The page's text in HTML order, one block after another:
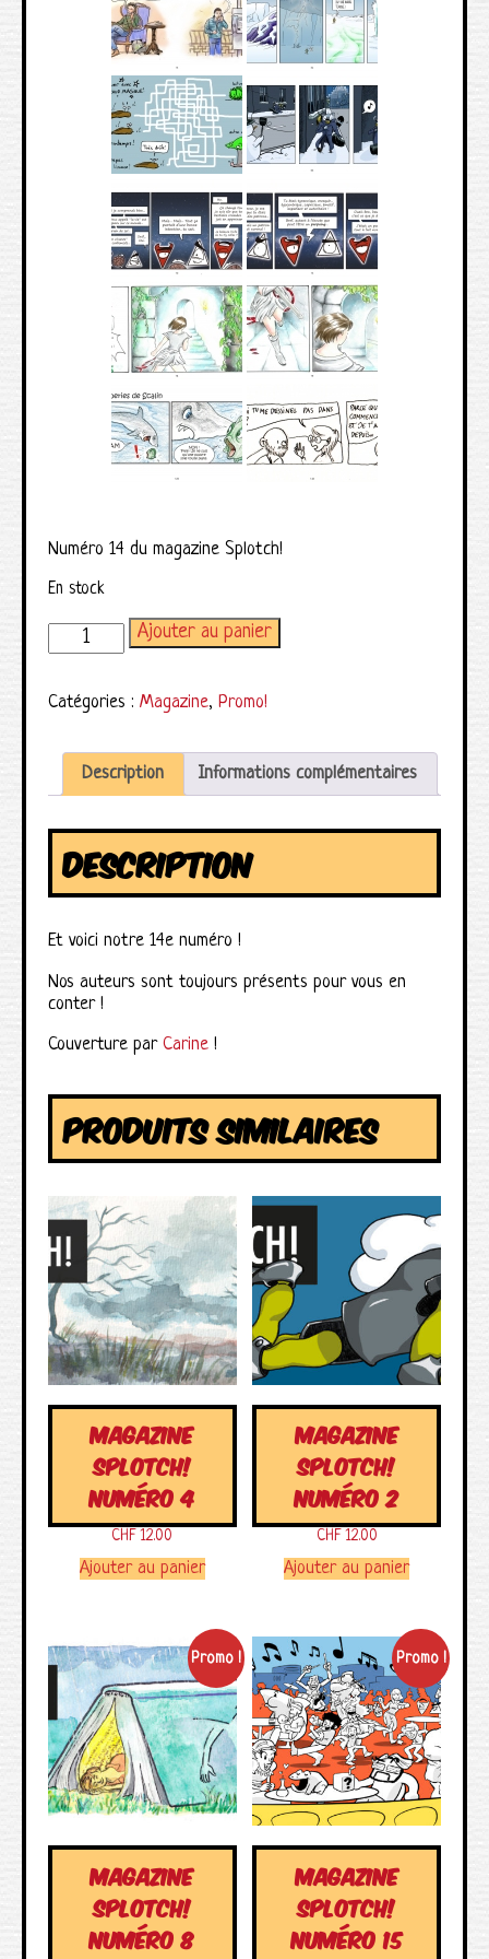
Numéro 14 du magazine Splotch!
En stock
quantité de Magazine Splotch! numéro 14
Ajouter au panier
Catégories : Magazine, Promo!
Description Informations complémentaires
DESCRIPTION
Et voici notre 14e numéro !
Nos auteurs sont toujours présents pour vous en
conter !
Couverture par Carine !
PRODUITS SIMILAIRES
MAGAZINE
SPLOTCH!
NUMÉRO 4
CHF 12.00
Ajouter au panier
MAGAZINE
SPLOTCH!
NUMÉRO 2
CHF 12.00
Ajouter au panier
Promo !
MAGAZINE
SPLOTCH!
NUMÉRO 8
Promo !
MAGAZINE
SPLOTCH!
NUMÉRO 15